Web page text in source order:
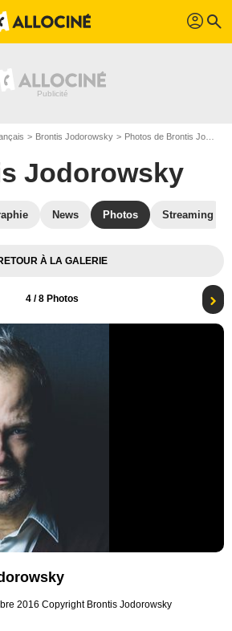
profil search
Brontis Jodorowsky Photos de Brontis Jodorowsky
Jodorowsky
News Photos Streaming
À LA GALERIE
4 / 8 Photos
2016 Copyright Brontis Jodorowsky